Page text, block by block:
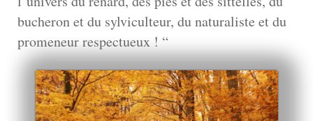
bucheron et du sylviculteur, du naturaliste et du
promeneur respectueux ! “